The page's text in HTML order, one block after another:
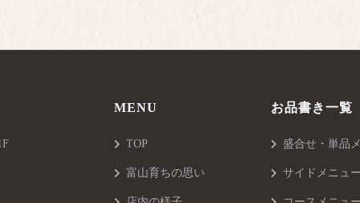
MENU
TOP
富山育ちの思い
お品書き一覧
盛合せ・単品
サイドメニュ